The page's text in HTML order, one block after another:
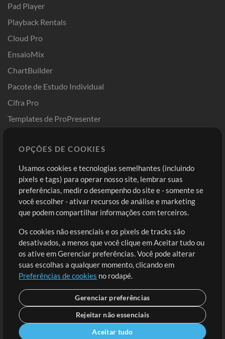
Pad Player
Playback Rentals
Cloud Pro
EnsaioMix
ChartBuilder
Pacote de Estudo Individual
Cifra Pro
Templates de ProPresenter
Comprar Créditos
Conteúdo Grátis
Solicite uma Música
Extras
Sessões
Envie seu conteúdo
Playlist
MT Conference
Entre
Cadastre-se
Ir ao carrinho
OPÇÕES DE COOKIES
Usamos cookies e tecnologias semelhantes (incluindo
pixels e tags) para operar nosso site, lembrar suas
preferências, medir o desempenho do site e - somente se
você escolher - ativar recursos de análise e marketing
que podem compartilhar informações com terceiros.
Os cookies não essenciais e os pixels de tracks são
desativados, a menos que você clique em Aceitar tudo ou
os ative em Gerenciar preferências. Você pode alterar
suas escolhas a qualquer momento, clicando em
Preferências de cookies no rodapé.
Gerenciar preferências
Rejeitar não essenciais
Aceitar tudo